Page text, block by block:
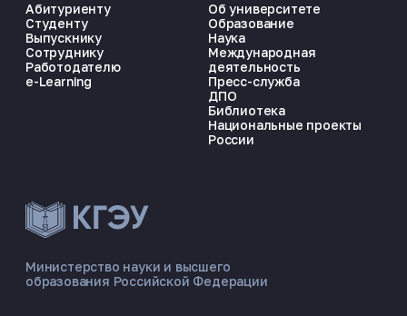
ЭНЕРГОКОД — ПОМОЩНИК КГЭУ
📋 Приёмная комиссия
Министерство науки и высшего
образования Российской Федерации
Абитуриенту
Студенту
Выпускнику
Сотруднику
Работодателю
e-Learning
Об университете
Образование
Наука
Международная
деятельность
Пресс-служба
ДПО
Библиотека
Национальные проекты
России